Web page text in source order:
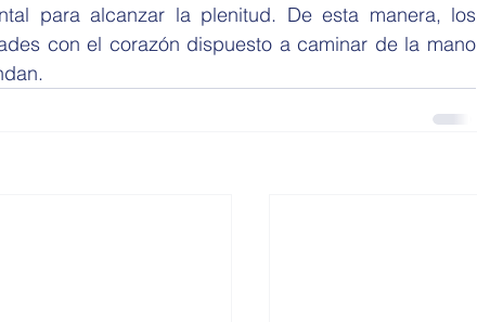
para alcanzar la plenitud. De esta manera, los
con el corazón dispuesto a caminar de la mano